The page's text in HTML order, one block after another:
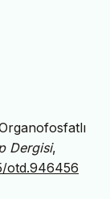
Dergisi,
otd.946456